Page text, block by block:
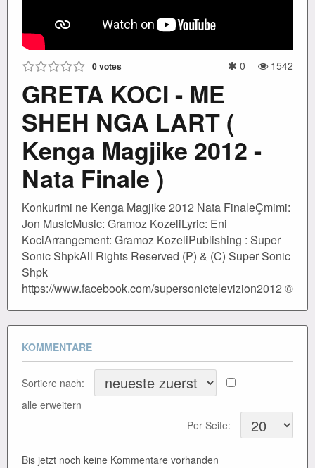
0votes 0 1542
GRETA KOCI - ME
SHEH NGA LART (
Kenga Magjike 2012 -
Nata Finale )
Konkurimi ne Kenga Magjike 2012 Nata FinaleÇmimi:
Jon MusicMusic: Gramoz KozeliLyric: Eni
KociArrangement: Gramoz KozeliPublishing : Super
Sonic ShpkAll Rights Reserved (P) & (C) Super Sonic
Shpk
https://www.facebook.com/supersonictelevizion2012 ©
KOMMENTARE
Sortiere nach:
alle erweitern
Per Seite:
Bis jetzt noch keine Kommentare vorhanden